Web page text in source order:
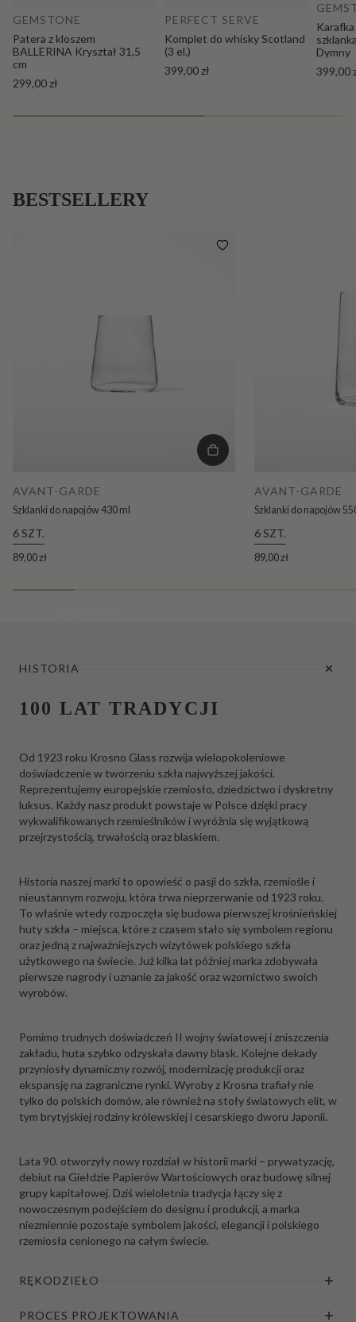
GEMSTONE
Patera z kloszem
BALLERINA Kryształ 31,5
cm
299,00 zł
PERFECT SERVE
Komplet do whisky Scotland
(3 el.)
399,00 zł
Dymny
399,00
BESTSELLERY
AVANT-GARDE
Szklanki do napojów 430 ml
6 SZT.
89,00 zł
AVANT-GARDE
Szklanki do napojów
6 SZT.
89,00 zł
HISTORIA
100 LAT TRADYCJI
Od 1923 roku Krosno Glass rozwija wielopokoleniowe
doświadczenie w tworzeniu szkła najwyższej jakości.
Reprezentujemy europejskie rzemiosło, dziedzictwo i dyskretny
luksus. Każdy nasz produkt powstaje w Polsce dzięki pracy
wykwalifikowanych rzemieślników i wyróżnia się wyjątkową
przejrzystością, trwałością oraz blaskiem.
Historia naszej marki to opowieść o pasji do szkła, rzemiośle i
nieustannym rozwoju, która trwa nieprzerwanie od 1923 roku.
To właśnie wtedy rozpoczęła się budowa pierwszej krośnieńskiej
huty szkła – miejsca, które z czasem stało się symbolem regionu
oraz jedną z najważniejszych wizytówek polskiego szkła
użytkowego na świecie. Już kilka lat później marka zdobywała
pierwsze nagrody i uznanie za jakość oraz wzornictwo swoich
wyrobów.
Pomimo trudnych doświadczeń II wojny światowej i zniszczenia
zakładu, huta szybko odzyskała dawny blask. Kolejne dekady
przyniosły dynamiczny rozwój, modernizację produkcji oraz
ekspansję na zagraniczne rynki. Wyroby z Krosna trafiały nie
tylko do polskich domów, ale również na stoły światowych elit, w
tym brytyjskiej rodziny królewskiej i cesarskiego dworu Japonii.
Lata 90. otworzyły nowy rozdział w historii marki – prywatyzację,
debiut na Giełdzie Papierów Wartościowych oraz budowę silnej
grupy kapitałowej. Dziś wieloletnia tradycja łączy się z
nowoczesnym podejściem do designu i produkcji, a marka
niezmiennie pozostaje symbolem jakości, elegancji i polskiego
rzemiosła cenionego na całym świecie.
RĘKODZIEŁO
PROCES PROJEKTOWANIA